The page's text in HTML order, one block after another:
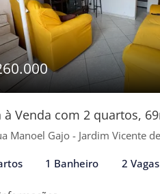
à Venda com 2 quartos,
Manoel Gajo - Jardim Vicente de
1 Banheiro 2 Vagas